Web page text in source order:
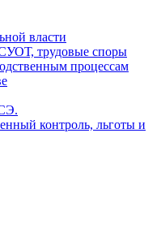
власти
трудовые споры
процессам
контроль, льготы и